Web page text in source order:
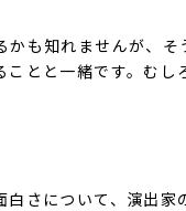
も知れませんが、そ
とと一緒です。む
さについて、演出家